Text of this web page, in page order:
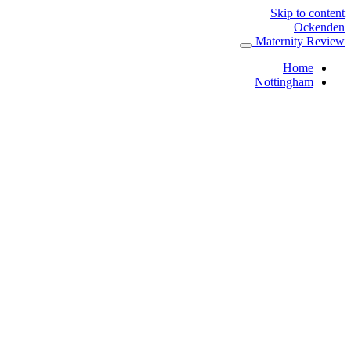
Skip to content
Ockenden
Maternity Review
Home
Nottingham